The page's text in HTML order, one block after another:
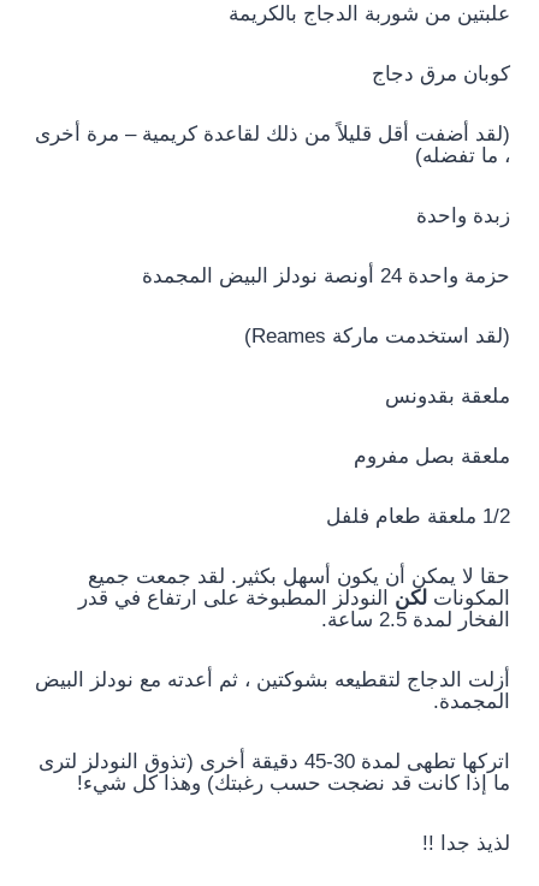
علبتين من شوربة الدجاج بالكريمة
كوبان مرق دجاج
(لقد أضفت أقل قليلاً من ذلك لقاعدة كريمية – مرة أخرى
، ما تفضله)
زبدة واحدة
حزمة واحدة 24 أونصة نودلز البيض المجمدة
(لقد استخدمت ماركة Reames)
ملعقة بقدونس
ملعقة بصل مفروم
1/2 ملعقة طعام فلفل
حقا لا يمكن أن يكون أسهل بكثير. لقد جمعت جميع
المكونات لكن النودلز المطبوخة على ارتفاع في قدر
الفخار لمدة 2.5 ساعة.
أزلت الدجاج لتقطيعه بشوكتين ، ثم أعدته مع نودلز البيض
المجمدة.
اتركها تطهى لمدة 30-45 دقيقة أخرى (تذوق النودلز لترى
ما إذا كانت قد نضجت حسب رغبتك) وهذا كل شيء!
لذيذ جدا !!